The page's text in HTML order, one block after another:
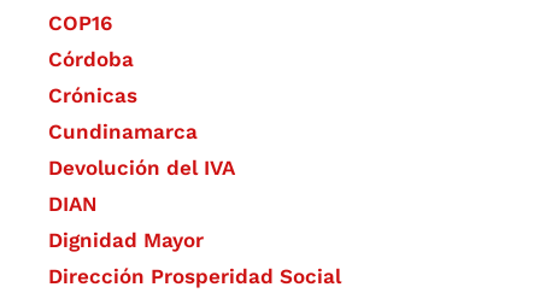
COP16
Córdoba
Crónicas
Cundinamarca
Devolución del IVA
DIAN
Dignidad Mayor
Dirección Prosperidad Social